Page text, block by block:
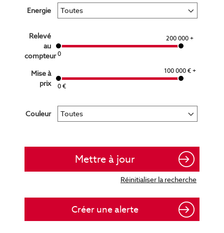
Energie
Relevé
au
compteur 0
200 000 +
Mise à
prix
0 €
100 000 € +
Couleur
Créer une alerte